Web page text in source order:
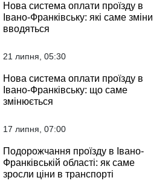
Нова система оплати проїзду в
Івано-Франківську: які саме зміни
вводяться
21 липня, 05:30
Нова система оплати проїзду в
Івано-Франківську: що саме
змінюється
17 липня, 07:00
Подорожчання проїзду в Івано-
Франківській області: як саме
зросли ціни в транспорті